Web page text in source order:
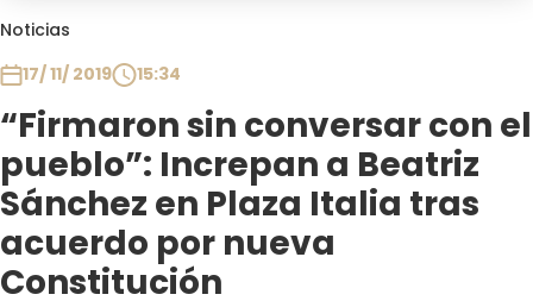
Noticias
17/ 11/ 2019
15:34
“Firmaron sin conversar con el
pueblo”: Increpan a Beatriz
Sánchez en Plaza Italia tras
acuerdo por nueva
Constitución
Plan Perfecto
El Tiempo
Sabingo
Todos Los Programas